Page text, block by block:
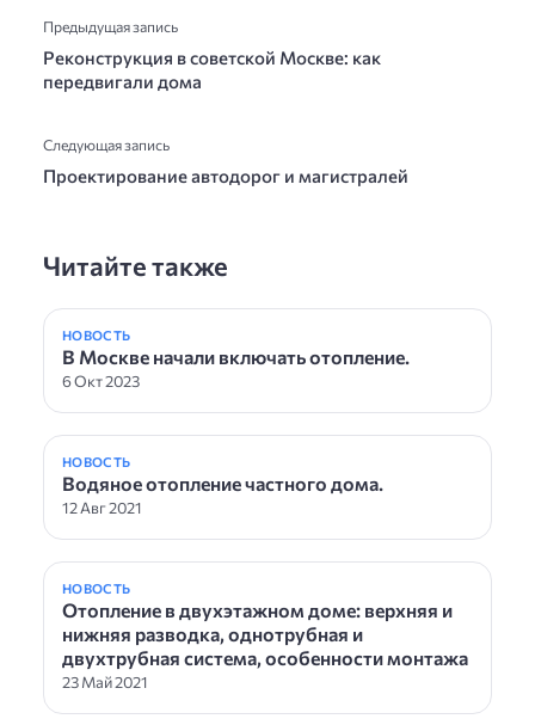
Предыдущая запись
Реконструкция в советской Москве: как
передвигали дома
Следующая запись
Проектирование автодорог и магистралей
Читайте также
НОВОСТЬ
В Москве начали включать отопление.
6 Окт 2023
НОВОСТЬ
Водяное отопление частного дома.
12 Авг 2021
НОВОСТЬ
Отопление в двухэтажном доме: верхняя и
нижняя разводка, однотрубная и
двухтрубная система, особенности монтажа
23 Май 2021